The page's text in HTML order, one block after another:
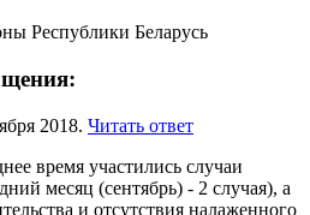
Республики Беларусь
2018. Читать ответ
время участились случаи
месяц (сентябрь) - 2 случая), а
и отсутствия налаженного